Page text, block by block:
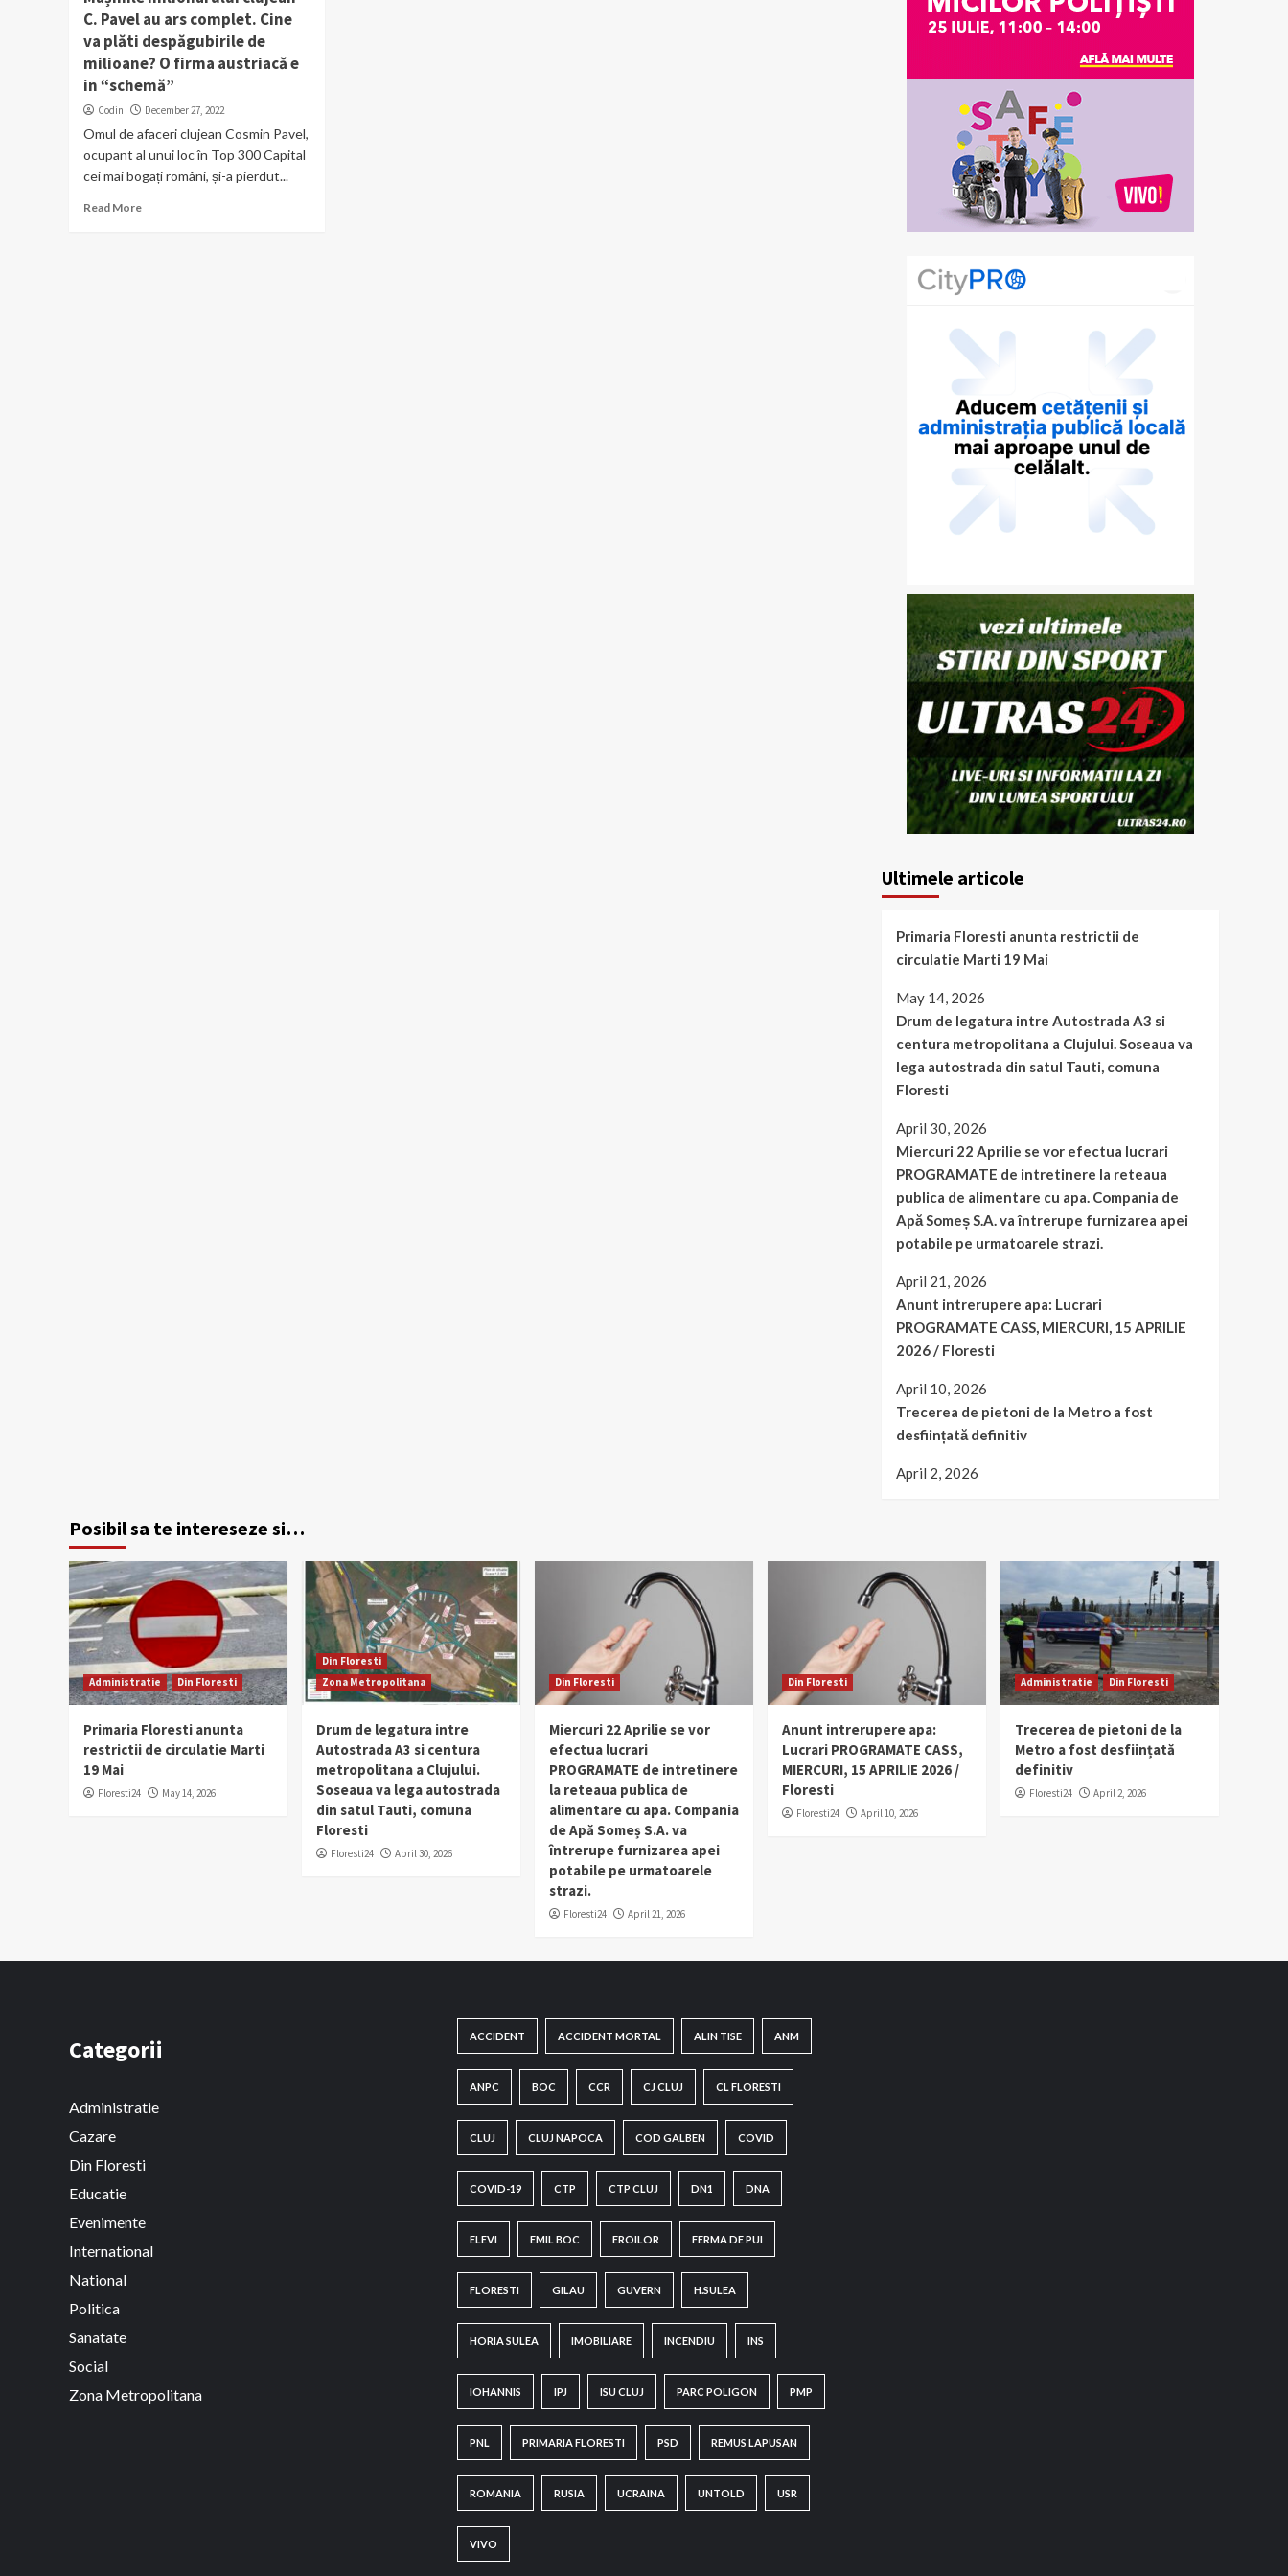
C. Pavel au ars complet. Cine
va plăti despăgubirile de
milioane? O firma austriacă e
in “schemă”
Codin December 27, 2022
Omul de afaceri clujean Cosmin Pavel,
ocupant al unui loc în Top 300 Capital
cei mai bogați români, și-a pierdut...
Read More
Ultimele articole
Primaria Floresti anunta restrictii de
circulatie Marti 19 Mai
May 14, 2026
Drum de legatura intre Autostrada A3 si
centura metropolitana a Clujului. Soseaua va
lega autostrada din satul Tauti, comuna
Floresti
April 30, 2026
Miercuri 22 Aprilie se vor efectua lucrari
PROGRAMATE de intretinere la reteaua
publica de alimentare cu apa. Compania de
Apă Someș S.A. va întrerupe furnizarea apei
potabile pe urmatoarele strazi.
April 21, 2026
Anunt intrerupere apa: Lucrari
PROGRAMATE CASS, MIERCURI, 15 APRILIE
2026 / Floresti
April 10, 2026
Trecerea de pietoni de la Metro a fost
desființată definitiv
April 2, 2026
Posibil sa te intereseze si…
Administratie Din Floresti
Primaria Floresti anunta
restrictii de circulatie Marti
19 Mai
Floresti24 May 14, 2026
Din Floresti
Zona Metropolitana
Drum de legatura intre
Autostrada A3 si centura
metropolitana a Clujului.
Soseaua va lega autostrada
din satul Tauti, comuna
Floresti
Floresti24 April 30, 2026
Din Floresti
Miercuri 22 Aprilie se vor
efectua lucrari
PROGRAMATE de intretinere
la reteaua publica de
alimentare cu apa. Compania
de Apă Someș S.A. va
întrerupe furnizarea apei
potabile pe urmatoarele
strazi.
Floresti24 April 21, 2026
Din Floresti
Anunt intrerupere apa:
Lucrari PROGRAMATE CASS,
MIERCURI, 15 APRILIE 2026 /
Floresti
Floresti24 April 10, 2026
Administratie Din Floresti
Trecerea de pietoni de la
Metro a fost desființată
definitiv
Floresti24 April 2, 2026
Categorii
Administratie
Cazare
Din Floresti
Educatie
Evenimente
International
National
Politica
Sanatate
Social
Zona Metropolitana
ACCIDENT ACCIDENT MORTAL ALIN TISE ANM
ANPC BOC CCR CJ CLUJ CL FLORESTI
CLUJ CLUJ NAPOCA COD GALBEN COVID
COVID-19 CTP CTP CLUJ DN1 DNA
ELEVI EMIL BOC EROILOR FERMA DE PUI
FLORESTI GILAU GUVERN H.SULEA
HORIA SULEA IMOBILIARE INCENDIU INS
IOHANNIS IPJ ISU CLUJ PARC POLIGON PMP
PNL PRIMARIA FLORESTI PSD REMUS LAPUSAN
ROMANIA RUSIA UCRAINA UNTOLD USR
VIVO